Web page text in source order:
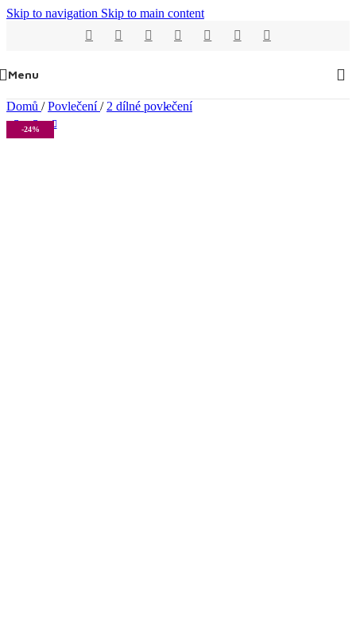
Skip to navigation Skip to main content
Menu
Domů / Povlečení/ 2 dílné povlečení
-24%